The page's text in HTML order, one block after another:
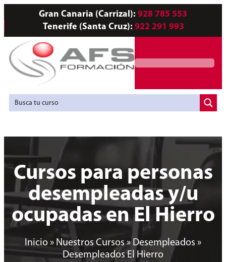
Gran Canaria (Carrizal): 928 785 553
Tenerife (Santa Cruz): 922 291 993
Cursos para personas
desempleadas y/u
ocupadas en El Hierro
Inicio » Nuestros Cursos» Desempleados »
Desempleados El Hierro